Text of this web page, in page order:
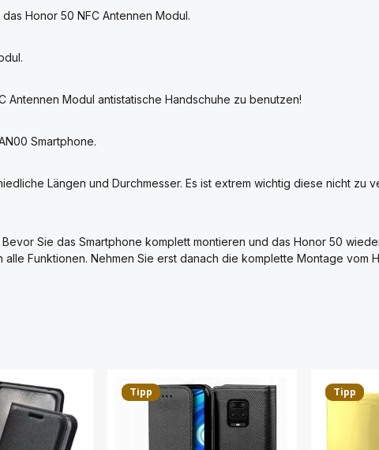
Honor 50 NFC Antennen Modul.
Modul antistatische Handschuhe zu benutzen!
Smartphone.
Längen und Durchmesser. Es ist extrem wichtig diese nicht
Sie das Smartphone komplett montieren und das Honor 50
Funktionen. Nehmen Sie erst danach die komplette Montage vom
Tipp Tipp